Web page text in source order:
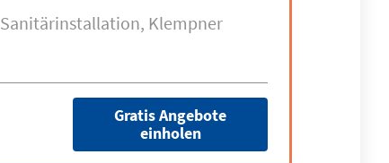
Sanitärinstallation Klempner
Gratis Angebote
einholen